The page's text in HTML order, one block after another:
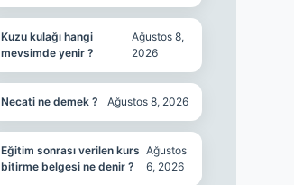
Kuzu kulağı hangi
mevsimde yenir ?
Ağustos 8,
2026
Necati ne demek ? Ağustos 8, 2026
Eğitim sonrası verilen kurs
bitirme belgesi ne denir ?
Ağustos
6, 2026